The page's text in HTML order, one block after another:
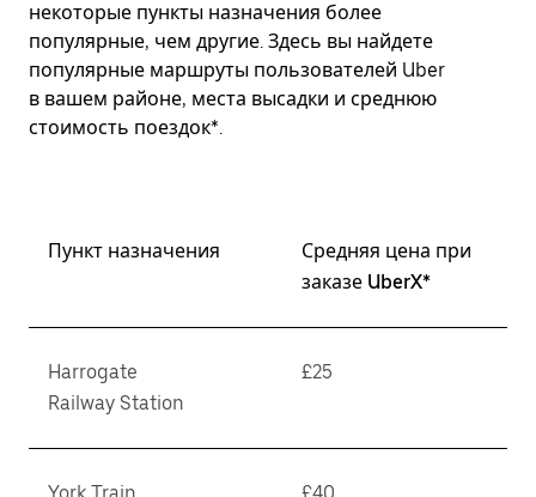
некоторые пункты назначения более
популярные, чем другие. Здесь вы найдете
популярные маршруты пользователей Uber
в вашем районе, места высадки и среднюю
стоимость поездок*.
Пункт назначения
Средняя цена при
заказе UberX*
Harrogate
Railway Station
£25